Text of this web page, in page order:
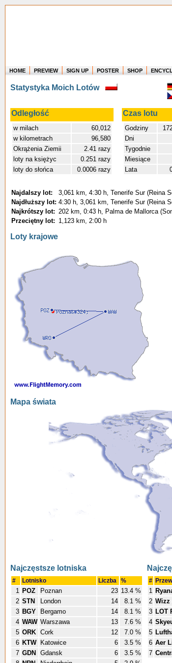
Where in the world
How long have
Create your own
HOME PREVIEW SIGN UP POSTER SHOP
Statystyka Moich Lotów
Odległość Czas lotu
w milach
60,012
w kilometrach
96,580
Okrążenia Ziemii
2.41 razy
loty na księżyc
0.251 razy
loty do słońca
0.0006 razy
Godziny
Dni
Tygodnie
Miesiące
Lata
Najdalszy lot:
3,061 km, 4:30 h, Tenerife Sur (Reina
Najdłuższy lot: 4:30 h, 3,061 km, Tenerife Sur (Reina
Najkrótszy lot: 202 km, 0:43 h, Palma de Mallorca
Przeciętny lot: 1,123 km, 2:00 h
Loty krajowe
Mapa świata
Najczęstsze lotniska
# Lotnisko Liczba %
1 POZ Poznan 23 13.4 %
2 STN London 14
8.1 %
3 BGY Bergamo 14
8.1 %
4 WAW Warszawa 13
7.6 %
5 ORK Cork 12
7.0 %
6 KTW Katowice 6
3.5 %
7 GDN Gdansk 6
3.5 %
#
1
2 Wizz
3 LOT
4
5
6 Aer
7